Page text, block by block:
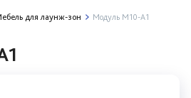
для лаунж-зон Модуль M10-A1